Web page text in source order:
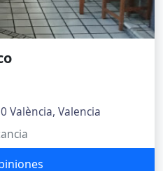
València, Valencia